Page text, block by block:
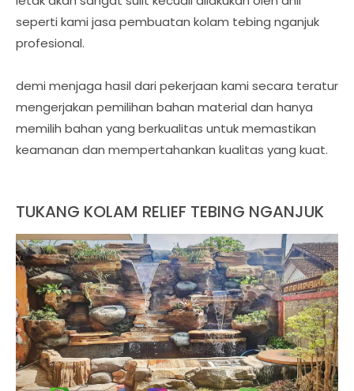
seperti kami jasa pembuatan kolam tebing nganjuk
profesional.
demi menjaga hasil dari pekerjaan kami secara teratur
mengerjakan pemilihan bahan material dan hanya
memilih bahan yang berkualitas untuk memastikan
keamanan dan mempertahankan kualitas yang kuat.
TUKANG KOLAM RELIEF TEBING NGANJUK